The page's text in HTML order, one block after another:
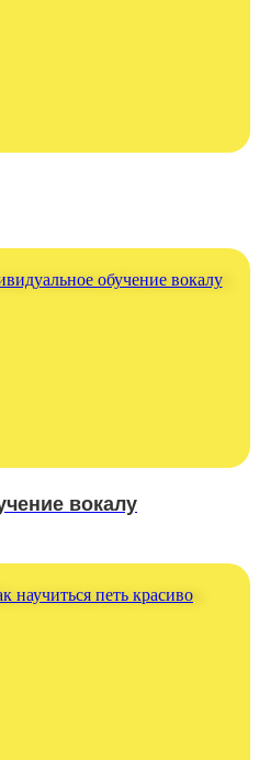
вокалу